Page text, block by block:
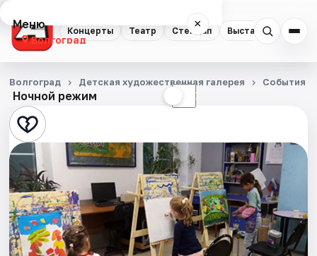
Концерты Театр Стендап Выставки
Меню ×
Волгоград
Концерты
Театр
Стендап
Выставки
Квесты
Экскурсии
Ночной режим ☾
Волгоград Детская художественная галерея События